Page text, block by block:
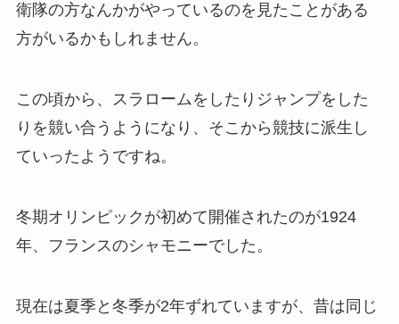
衛隊の方なんかがやっているのを見たことがある
方がいるかもしれません。
この頃から、スラロームをしたりジャンプをした
りを競い合うようになり、そこから競技に派生し
ていったようですね。
冬期オリンピックが初めて開催されたのが1924
年、フランスのシャモニーでした。
現在は夏季と冬季が2年ずれていますが、昔は同じ